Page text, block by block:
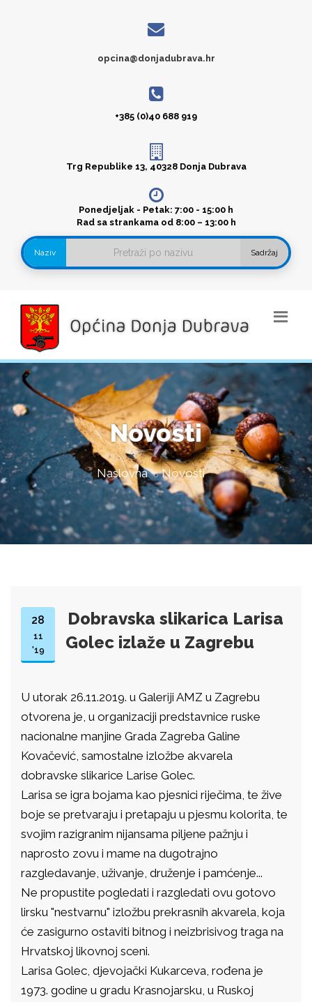
opcina@donjadubrava.hr
+385 (0)40 688 919
Trg Republike 13, 40328 Donja Dubrava
Ponedjeljak - Petak: 7:00 - 15:00 h
Rad sa strankama od 8:00 – 13:00 h
Naziv Sadržaj
Novosti
Naslovna Novosti
28
11
'19
Dobravska slikarica Larisa
Golec izlaže u Zagrebu
U utorak 26.11.2019. u Galeriji AMZ u Zagrebu
otvorena je, u organizaciji predstavnice ruske
nacionalne manjine Grada Zagreba Galine
Kovačević, samostalne izložbe akvarela
dobravske slikarice Larise Golec.
Larisa se igra bojama kao pjesnici riječima, te žive
boje se pretvaraju i pretapaju u pjesmu kolorita, te
svojim razigranim nijansama piljene pažnju i
naprosto zovu i mame na dugotrajno
razgledavanje, uživanje, druženje i pamćenje...
Ne propustite pogledati i razgledati ovu gotovo
lirsku "nestvarnu" izložbu prekrasnih akvarela, koja
će zasigurno ostaviti bitnog i neizbrisivog traga na
Hrvatskoj likovnoj sceni.
Larisa Golec, djevojački Kukarceva, rođena je
1973. godine u gradu Krasnojarsku, u Ruskoj